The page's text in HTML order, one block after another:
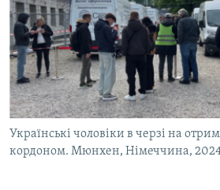
Українські чоловіки в черзі на
кордоном. Мюнхен, Німеччина,